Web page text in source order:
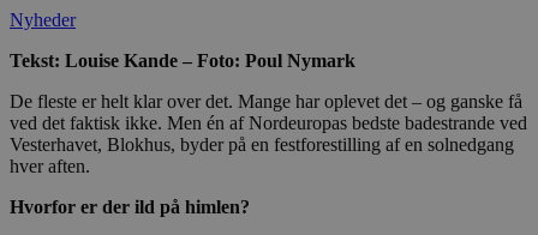
Nyheder
Tekst: Louise Kande – Foto: Poul Nymark
De fleste er helt klar over det. Mange har oplevet det – og ganske få
ved det faktisk ikke. Men én af Nordeuropas bedste badestrande ved
Vesterhavet, Blokhus, byder på en festforestilling af en solnedgang
hver aften.
Hvorfor er der ild på himlen?